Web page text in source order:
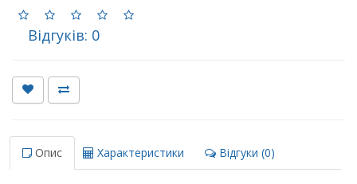
Відгуків: 0
Опис Характеристики Відгуки (0)